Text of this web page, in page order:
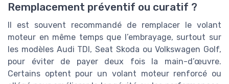
Remplacement préventif ou curatif ?
Il est souvent recommandé de remplacer le volant
moteur en même temps que l’embrayage, surtout sur
les modèles Audi TDI, Seat Skoda ou Volkswagen Golf,
pour éviter de payer deux fois la main-d’œuvre.
Certains optent pour un volant moteur renforcé ou